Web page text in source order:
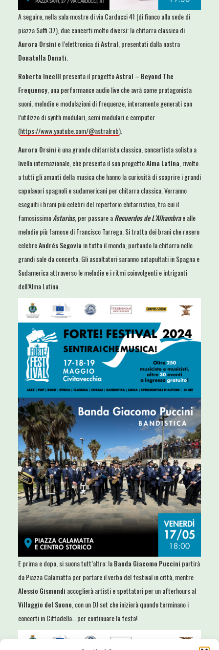
A seguire, nella sala mostre di via Carducci 41 (di fianco alla sede di
piazza Saffi 37), due concerti molto diversi: la chitarra classica di
Aurora Orsini e l’elettronica diAstral , presentati dalla nostra
Donatella Donati
Roberto Incelli presenta il progettoAstral – Beyond The
Frequency , una performance audio live che avrà come protagonista
suoni, melodie e modulazioni di frequenze, interamente generati con
l’utilizzo di synth modulari, semi modulari e computer
(https://www.youtube.com/@astralrob).
Aurora Orsini è una grande chitarrista classica, concertista solista a
livello internazionale, che presenta il suo progettoAlma Latina , rivolto
a tutti gli amanti della musica che hanno la curiosità di scoprire i grandi
capolavori spagnoli e sudamericani per chitarra classica. Verranno
eseguiti i brani più celebri del repertorio chitarristico, tra cui il
famosissimoAsturias, per passare aRecuerdos de L’Alhambrae alle
melodie più famose di Francisco Tarrega. Si tratta dei brani che resero
celebreAndrés Segovia in tutto il mondo, portando la chitarra nelle
grandi sale da concerto. Gli ascoltatori saranno catapultati in Spagna e
Sudamerica attraverso le melodie e i ritmi coinvolgenti e intriganti
dell’Alma Latina.
E prima e dopo, si suona tutt’altro: laBanda Giacomo Puccini partirà
da Piazza Calamatta per portare il verbo del festival in città, mentre
Alessio Gismondi accoglierà artisti e spettatori per un afterhours al
Villaggio del Suono , con un DJ set che inizierà quando terminano i
concerti in Cittadella… per continuare la festa!